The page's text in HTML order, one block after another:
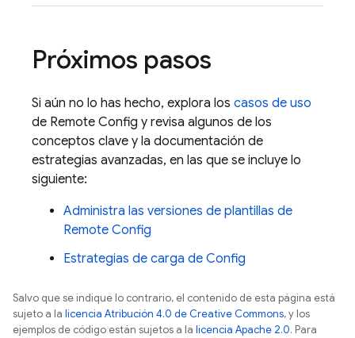
Próximos pasos
Si aún no lo has hecho, explora los casos de uso
de Remote Config y revisa algunos de los
conceptos clave y la documentación de
estrategias avanzadas, en las que se incluye lo
siguiente:
Administra las versiones de plantillas de
Remote Config
Estrategias de carga de Config
Salvo que se indique lo contrario, el contenido de esta página está
sujeto a la licencia Atribución 4.0 de Creative Commons, y los
ejemplos de código están sujetos a la licencia Apache 2.0. Para